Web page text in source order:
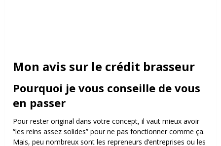
Mon avis sur le crédit brasseur
Pourquoi je vous conseille de vous
en passer
Pour rester original dans votre concept, il vaut mieux avoir
“les reins assez solides” pour ne pas fonctionner comme ça.
Mais, peu nombreux sont les repreneurs d’entreprises ou les